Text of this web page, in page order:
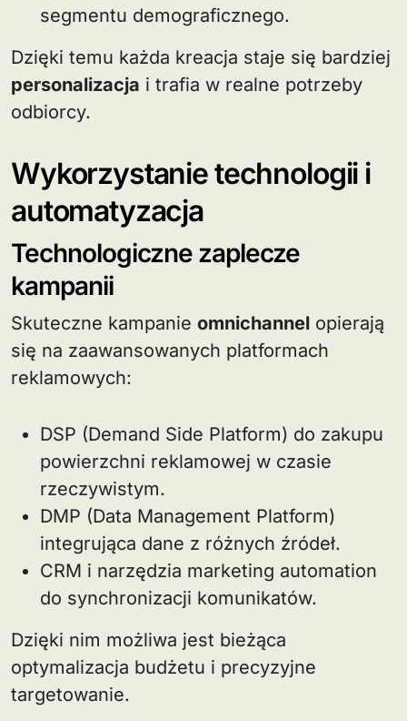
segmentu demograficznego.
Dzięki temu każda kreacja staje się bardziej
personalizacja i trafia w realne potrzeby
odbiorcy.
Wykorzystanie technologii i
automatyzacja
Technologiczne zaplecze
kampanii
Skuteczne kampanie omnichannel opierają
się na zaawansowanych platformach
reklamowych:
DSP (Demand Side Platform) do zakupu
powierzchni reklamowej w czasie
rzeczywistym.
DMP (Data Management Platform)
integrująca dane z różnych źródeł.
CRM i narzędzia marketing automation
do synchronizacji komunikatów.
Dzięki nim możliwa jest bieżąca
optymalizacja budżetu i precyzyjne
targetowanie.